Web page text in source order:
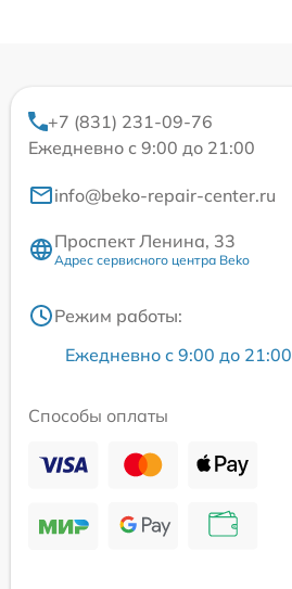
+7 (831) 231-09-76
Ежедневно с 9:00 до 21:00
info@beko-repair-center.ru
Проспект Ленина, 33
Адрес сервисного центра Beko
Режим работы:
Ежедневно с 9:00 до 21:00
Способы оплаты